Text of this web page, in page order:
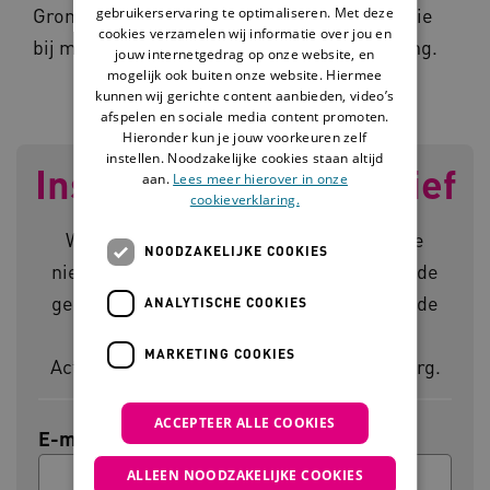
Groningen. Hij is gespecialiseerd in dementie
bij mensen met een verstandelijke beperking.
Inschrijven nieuwsbrief
Wil je op de hoogte blijven van het laatste
nieuws en de handigste tips en tools voor de
gehandicaptenzorg? Meld je dan aan voor de
Activiteitenboek voor de gehandicaptenzorg.
E-mailadres
gebruikerservaring te optimaliseren. Met deze
cookies verzamelen wij informatie over jou en
jouw internetgedrag op onze website, en
mogelijk ook buiten onze website. Hiermee
kunnen wij gerichte content aanbieden, video’s
afspelen en sociale media content promoten.
Hieronder kun je jouw voorkeuren zelf
instellen. Noodzakelijke cookies staan altijd
aan. Lees meer hierover in onze
cookieverklaring.
NOODZAKELIJKE COOKIES
ANALYTISCHE COOKIES
MARKETING COOKIES
ACCEPTEER ALLE COOKIES
ALLEEN NOODZAKELIJKE COOKIES